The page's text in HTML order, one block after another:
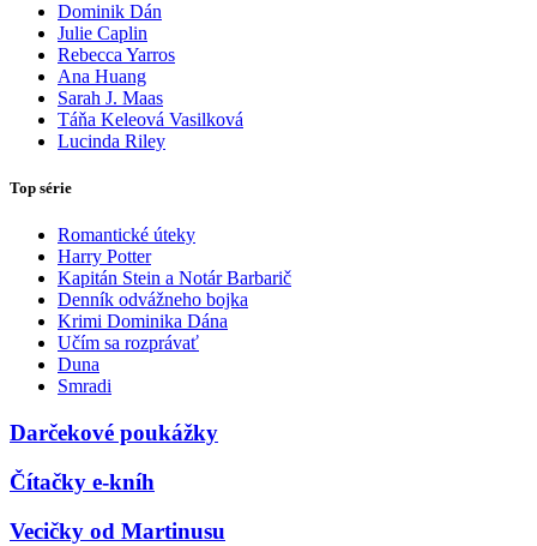
Dominik Dán
Julie Caplin
Rebecca Yarros
Ana Huang
Sarah J. Maas
Táňa Keleová Vasilková
Lucinda Riley
Top série
Romantické úteky
Harry Potter
Kapitán Stein a Notár Barbarič
Denník odvážneho bojka
Krimi Dominika Dána
Učím sa rozprávať
Duna
Smradi
Darčekové poukážky
Čítačky e-kníh
Vecičky od Martinusu